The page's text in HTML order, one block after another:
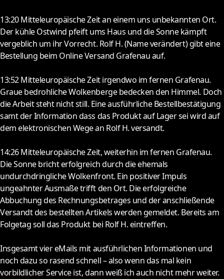
13:20Mitteleuropäische Zeit an einem uns unbekannten Ort.
Der kühle Ostwind pfeift ums Haus und die Sonne kämpft
vergeblich um ihr Vorrecht. Rolf H. (Name verändert) gibt eine
Bestellung beim Online Versand Grafenau auf.
13:52Mitteleuropäische Zeit irgendwo im fernen Grafenau.
Graue bedrohliche Wolkenberge bedecken den Himmel. Doch
die Arbeit steht nicht still. Eine ausführliche Bestellbestätigung
samt der Information dass das Produkt auf Lager sei wird auf
dem elektronischen Wege an Rolf H. versandt.
14:26Mitteleuropäische Zeit, weiterhin im fernen Grafenau.
Die Sonne bricht erfolgreich durch die ehemals
undurchdringliche Wolkenfront. Ein positiver Impuls
ungeahnter Ausmaße trifft den Ort. Die erfolgreiche
Abbuchung des Rechnungsbetrages und der anschließende
Versandt des bestellten Artikels werden gemeldet. Bereits am
Folgetag soll das Produkt bei Rolf H. eintreffen.
Insgesamt vier eMails mit ausführlichen Informationen und
noch dazu so rasend schnell – also wenn das mal kein
vorbildlicher Service ist, dann weiß ich auch nicht mehr weiter.